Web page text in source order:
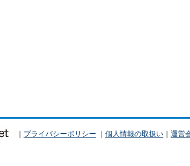
｜ プライバシーポリシー ｜ 個人情報の取扱い ｜ 運営